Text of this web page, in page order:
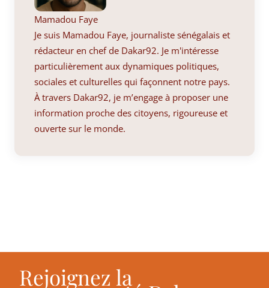
Mamadou Faye
Je suis Mamadou Faye, journaliste sénégalais et
rédacteur en chef de Dakar92. Je m'intéresse
particulièrement aux dynamiques politiques,
sociales et culturelles qui façonnent notre pays.
À travers Dakar92, je m’engage à proposer une
information proche des citoyens, rigoureuse et
ouverte sur le monde.
Rejoignez la